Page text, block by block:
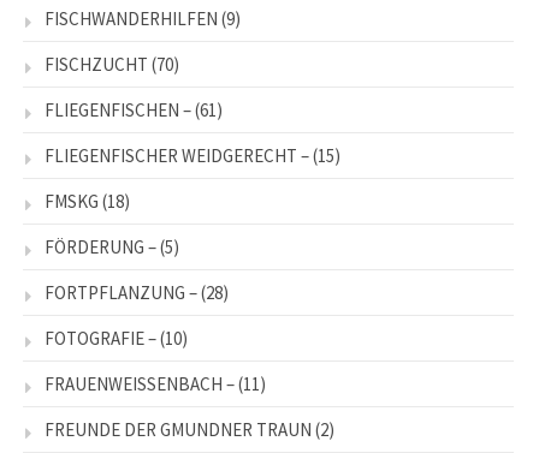
FISCHWANDERHILFEN (9)
FISCHZUCHT (70)
FLIEGENFISCHEN –(61)
FLIEGENFISCHER WEIDGERECHT –(15)
FMSKG (18)
FÖRDERUNG –(5)
FORTPFLANZUNG –(28)
FOTOGRAFIE –(10)
FRAUENWEISSENBACH –(11)
FREUNDE DER GMUNDNER TRAUN (2)